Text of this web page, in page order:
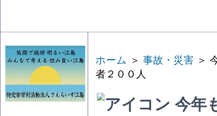
ホーム ＞ 事故・災害 ＞
者２００人
今年